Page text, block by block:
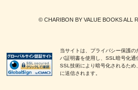
© CHARIBON BY VALUE BOOKS ALL
当サイトは、プライバシー保護
バ証明書を使用し、SSL暗号化通
SSL技術により暗号化されるた
に送信されます。